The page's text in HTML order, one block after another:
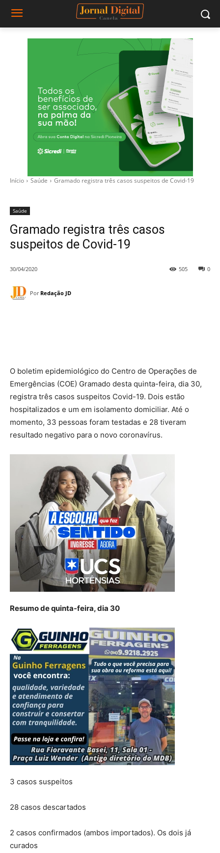
Início Saúde Gramado registra três casos suspeitos de Covid-19
Saúde
Gramado registra três casos
suspeitos de Covid-19
30/04/2020 0
505
Por Redação JD
O boletim epidemiológico do Centro de Operações de
Emergências (COE) Gramado desta quinta-feira, dia 30,
registra três casos suspeitos Covid-19. Dois estão
hospitalizados e um em isolamento domiciliar. Até o
momento, 33 pessoas foram testadas e 28 tiveram
resultado negativo para o novo coronavírus.
Resumo de quinta-feira, dia 30
3 casos suspeitos
28 casos descartados
2 casos confirmados (ambos importados). Os dois já
curados